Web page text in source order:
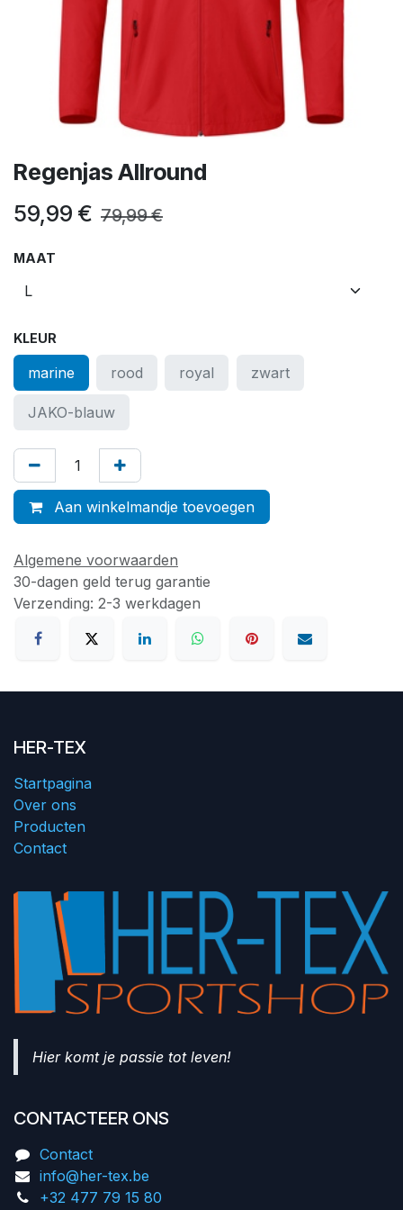
Regenjas Allround
59,99 € 79,99€
MAAT
KLEUR
marine rood royal zwart
JAKO-blauw
Aan winkelmandje toevoegen
Algemene voorwaarden
30-dagen geld terug garantie
Verzending: 2-3 werkdagen
HER-TEX
Startpagina
Over ons
Producten
Contact
Hier komt je passie tot leven!
CONTACTEER ONS
Contact
info@her-tex.be
+32 477 79 15 80